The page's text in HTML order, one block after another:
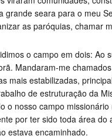
grande seara para o meu
as paróquias, chamar
o campo em dois: Ao
Mandaram-me
mais estabilizadas,
de estruturação da
o nosso campo missionário
por ter sido toda área do
estava encaminhado.